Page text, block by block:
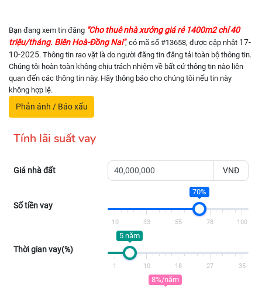
Bạn đang xem tin đăng "Cho thuê nhà xưởng giá rẻ 1400m2 chỉ 40
triệu/tháng. Biên Hoà-Đồng Nai", có mã số #13658, được cập nhật 17-
10-2025. Thông tin rao vặt là do người đăng tin đăng tải toàn bộ thông tin.
Chúng tôi hoàn toàn không chịu trách nhiệm về bất cứ thông tin nào liên
quan đến các thông tin này. Hãy thông báo cho chúng tôi nếu tin này
không hợp lệ.
Phản ánh / Báo xấu
Tính lãi suất vay
Giá nhà đất VNĐ
Số tiền vay
70%
10 33 55 78 100
Thời gian vay(%)
5 năm
1 10 18 27 35
8%/năm